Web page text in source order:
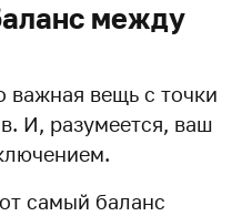
между
важная вещь с точки
И, разумеется, ваш
самый баланс